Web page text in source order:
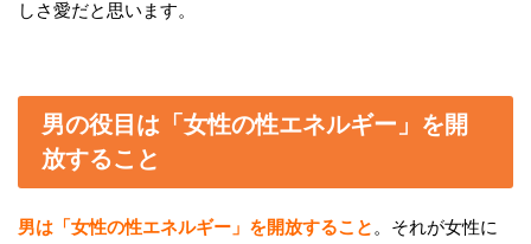
しさ愛だと思います。
男の役目は「女性の性エネルギー」を開
放すること
男は「女性の性エネルギー」を開放すること 。それが女性に